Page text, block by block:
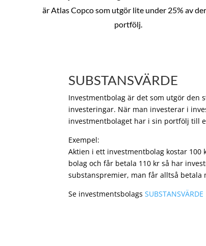
är Atlas Copco som utgör lite under 25% av
portfölj.
SUBSTANSVÄRDE
Investmentbolag är det som utgör den
investeringar. När man investerar i
investmentbolaget har i sin portfölj till
Exempel:
Aktien i ett investmentbolag kostar
bolag och får betala 110 kr så har
substanspremier, man får alltså betala
Se investmentsbolagsSUBSTANSVÄRDE